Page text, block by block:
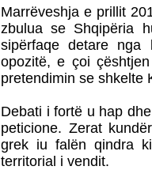
Marrëveshja e prillit
zbulua se Shqipëria
sipërfaqe detare nga
opozitë, e çoi
pretendimin se shkelte
Debati i fortë u hap
peticione. Zerat
grek iu falën qindra
territorial i vendit.